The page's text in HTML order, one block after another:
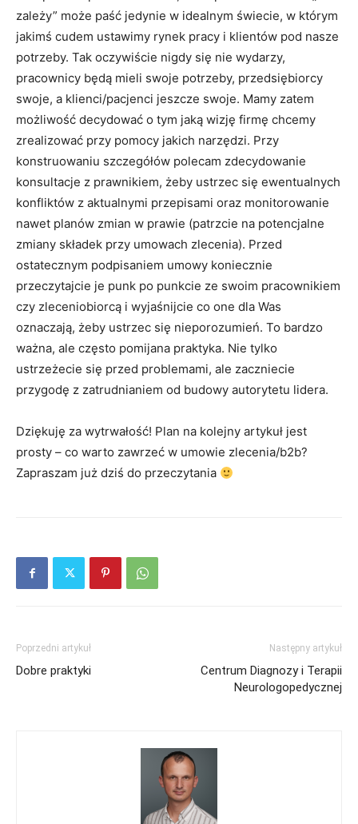
zależy” może paść jedynie w idealnym świecie, w którym
jakimś cudem ustawimy rynek pracy i klientów pod nasze
potrzeby. Tak oczywiście nigdy się nie wydarzy,
pracownicy będą mieli swoje potrzeby, przedsiębiorcy
swoje, a klienci/pacjenci jeszcze swoje. Mamy zatem
możliwość decydować o tym jaką wizję firmę chcemy
zrealizować przy pomocy jakich narzędzi. Przy
konstruowaniu szczegółów polecam zdecydowanie
konsultacje z prawnikiem, żeby ustrzec się ewentualnych
konfliktów z aktualnymi przepisami oraz monitorowanie
nawet planów zmian w prawie (patrzcie na potencjalne
zmiany składek przy umowach zlecenia). Przed
ostatecznym podpisaniem umowy koniecznie
przeczytajcie je punk po punkcie ze swoim pracownikiem
czy zleceniobiorcą i wyjaśnijcie co one dla Was
oznaczają, żeby ustrzec się nieporozumień. To bardzo
ważna, ale często pomijana praktyka. Nie tylko
ustrzeżecie się przed problemami, ale zaczniecie
przygodę z zatrudnianiem od budowy autorytetu lidera.
Dziękuję za wytrwałość! Plan na kolejny artykuł jest
prosty – co warto zawrzeć w umowie zlecenia/b2b?
Zapraszam już dziś do przeczytania
Poprzedni artykuł
Dobre praktyki
Następny artykuł
Centrum Diagnozy i Terapii
Neurologopedycznej